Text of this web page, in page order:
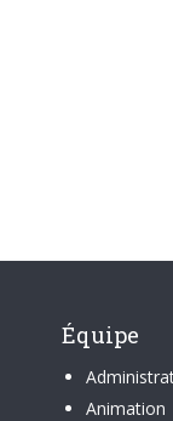
Équipe
Animation